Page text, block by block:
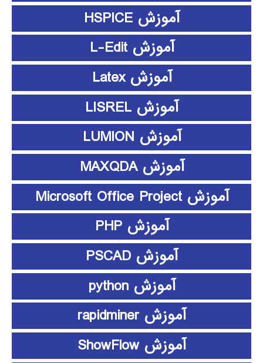
آموزش HSPICE
آموزش L-Edit
آموزش Latex
آموزش LISREL
آموزش LUMION
آموزش MAXQDA
آموزش Microsoft Office Project
آموزش PHP
آموزش PSCAD
آموزش python
آموزش rapidminer
آموزش ShowFlow